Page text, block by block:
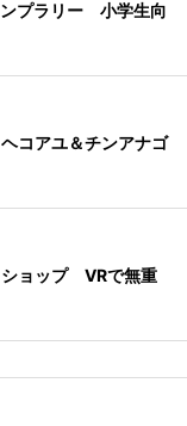
プラリー 小学生向
コアユ＆チンアナゴ
ショップ VRで無重